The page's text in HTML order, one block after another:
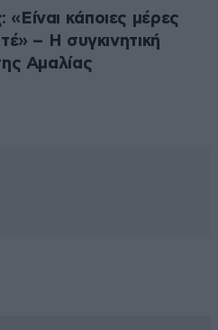
κάποιες μέρες
– Η συγκινητική
Αμαλίας